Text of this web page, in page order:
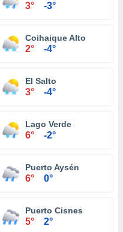
3° -3°
Coihaique Alto
2° -4°
El Salto
3° -4°
Lago Verde
6° -2°
Puerto Aysén
6° 0°
Puerto Cisnes
5° 2°